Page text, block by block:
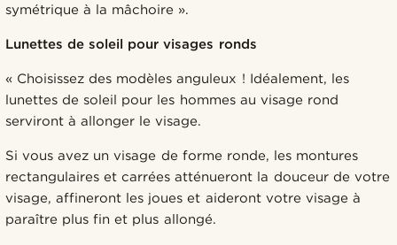
symétrique à la mâchoire ».
Lunettes de soleil pour visages ronds
« Choisissez des modèles anguleux ! Idéalement, les
lunettes de soleil pour les hommes au visage rond
serviront à allonger le visage.
Si vous avez un visage de forme ronde, les montures
rectangulaires et carrées atténueront la douceur de votre
visage, affineront les joues et aideront votre visage à
paraître plus fin et plus allongé.